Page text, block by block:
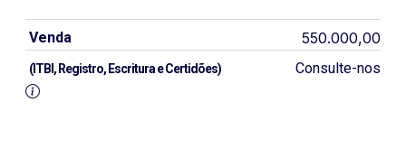
Venda 550.000,00
(ITBI, Registro, Escritura e Certidões) Consulte-nos